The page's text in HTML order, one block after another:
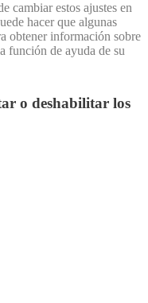
cambiar estos ajustes en
hacer que algunas
obtener información sobre
función de ayuda de su
o deshabilitar los